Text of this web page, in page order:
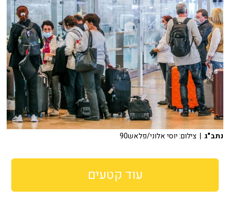
נתב"ג | צילום: יוסי אלוני/פלאש90
עוד קטעים